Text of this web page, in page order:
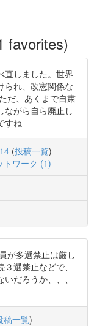
favorites)
直しました。世界
られ、改憲関係な
だ、あくまで自粛
ながら自ら廃止し
すね
(投稿一覧)
トワーク (1)
が多選禁止は厳し
選禁止などで、
だろうか、、、
稿一覧)